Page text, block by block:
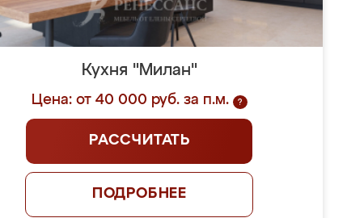
Кухня "Милан"
Цена: от 40 000 руб. за п.м. ?
РАССЧИТАТЬ
ПОДРОБНЕЕ